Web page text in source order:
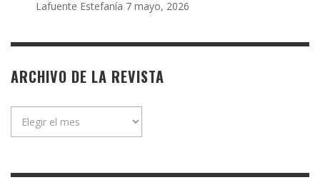
Lafuente Estefanía 7 mayo, 2026
ARCHIVO DE LA REVISTA